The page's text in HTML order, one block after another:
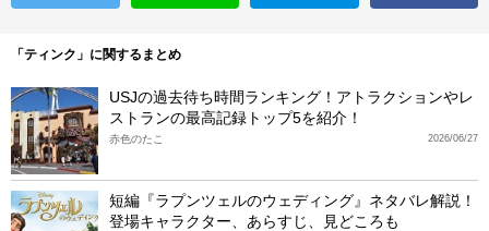
「ティンク」に関するまとめ
USJの過去待ち時間ランキング！アトラクションやレ
ストランの最高記録トップ5を紹介！
2026/06/27
赤色のたこ
短編『ラプンツェルのウェディング』ネタバレ解説！
登場キャラクター、あらすじ、見どころも